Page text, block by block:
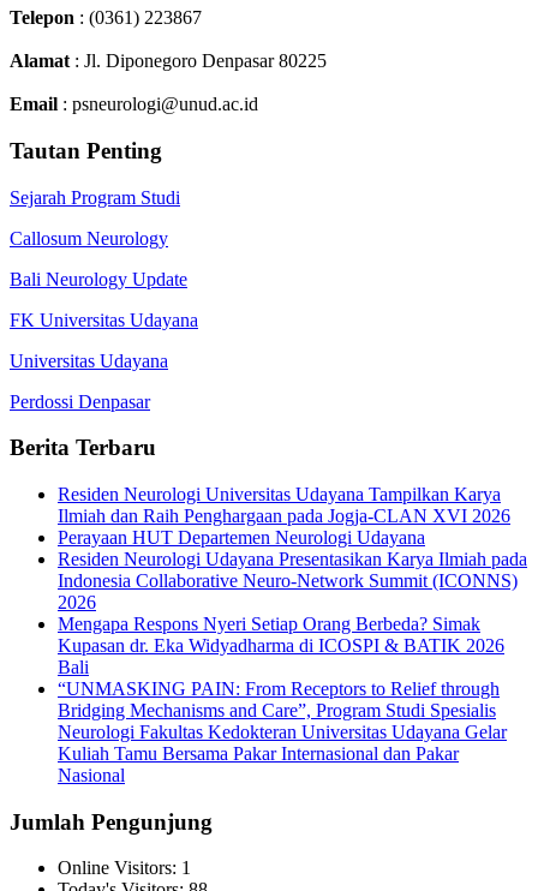
Telepon : (0361) 223867
Alamat : Jl. Diponegoro Denpasar 80225
Email : psneurologi@unud.ac.id
Tautan Penting
Sejarah Program Studi
Callosum Neurology
Bali Neurology Update
FK Universitas Udayana
Universitas Udayana
Perdossi Denpasar
Berita Terbaru
Residen Neurologi Universitas Udayana Tampilkan Karya
Ilmiah dan Raih Penghargaan pada Jogja-CLAN XVI 2026
Perayaan HUT Departemen Neurologi Udayana
Residen Neurologi Udayana Presentasikan Karya Ilmiah pada
Indonesia Collaborative Neuro-Network Summit (ICONNS)
2026
Mengapa Respons Nyeri Setiap Orang Berbeda? Simak
Kupasan dr. Eka Widyadharma di ICOSPI & BATIK 2026
Bali
“UNMASKING PAIN: From Receptors to Relief through
Bridging Mechanisms and Care”, Program Studi Spesialis
Neurologi Fakultas Kedokteran Universitas Udayana Gelar
Kuliah Tamu Bersama Pakar Internasional dan Pakar
Nasional
Jumlah Pengunjung
Online Visitors: 1